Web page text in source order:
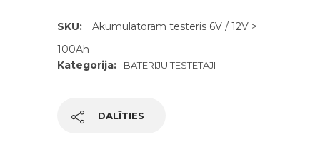
SKU:
Akumulatoram testeris 6V / 12V >
100Ah
Kategorija:
BATERIJU TESTĒTĀJI
DALĪTIES